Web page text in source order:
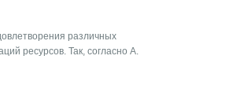
различных
ресурсов. Так, согласно А.